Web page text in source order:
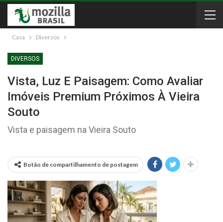
Casa Diversos
DIVERSOS
Vista, Luz E Paisagem: Como Avaliar
Imóveis Premium Próximos À Vieira
Souto
Vista e paisagem na Vieira Souto
Botão de compartilhamento de postagem